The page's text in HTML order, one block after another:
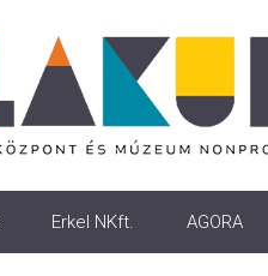
Erkel NKft. AGORA